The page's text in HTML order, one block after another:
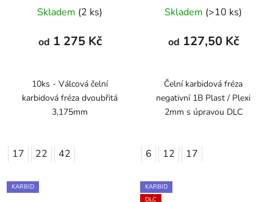
Skladem (2 ks)
od 1 275 Kč
10ks - Válcová čelní
karbidová fréza dvoubřitá
3,175mm
17 22 42
Skladem (>10 ks)
od 127,50 Kč
Čelní karbidová fréza
negativní 1B Plast / Plexi
2mm s úpravou DLC
6 12 17
KARBID
KARBID
DLC